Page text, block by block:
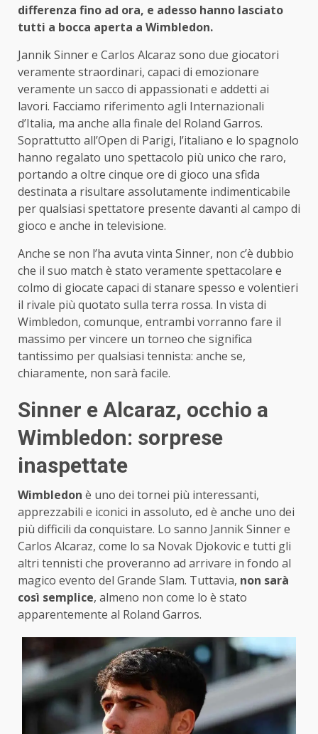
differenza fino ad ora, e adesso hanno lasciato
tutti a bocca aperta a Wimbledon.
Jannik Sinner e Carlos Alcaraz sono due giocatori
veramente straordinari, capaci di emozionare
veramente un sacco di appassionati e addetti ai
lavori. Facciamo riferimento agli Internazionali
d’Italia, ma anche alla finale del Roland Garros.
Soprattutto all’Open di Parigi, l’italiano e lo spagnolo
hanno regalato uno spettacolo più unico che raro,
portando a oltre cinque ore di gioco una sfida
destinata a risultare assolutamente indimenticabile
per qualsiasi spettatore presente davanti al campo di
gioco e anche in televisione.
Anche se non l’ha avuta vinta Sinner, non c’è dubbio
che il suo match è stato veramente spettacolare e
colmo di giocate capaci di stanare spesso e volentieri
il rivale più quotato sulla terra rossa. In vista di
Wimbledon, comunque, entrambi vorranno fare il
massimo per vincere un torneo che significa
tantissimo per qualsiasi tennista: anche se,
chiaramente, non sarà facile.
Sinner e Alcaraz, occhio a
Wimbledon: sorprese
inaspettate
Wimbledon è uno dei tornei più interessanti,
apprezzabili e iconici in assoluto, ed è anche uno dei
più difficili da conquistare. Lo sanno Jannik Sinner e
Carlos Alcaraz, come lo sa Novak Djokovic e tutti gli
altri tennisti che proveranno ad arrivare in fondo al
magico evento del Grande Slam. Tuttavia, non sarà
così semplice, almeno non come lo è stato
apparentemente al Roland Garros.